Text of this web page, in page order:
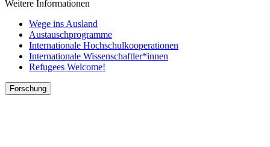
Weitere Informationen
Wege ins Ausland
Austauschprogramme
Internationale Hochschulkooperationen
Internationale Wissenschaftler*innen
Refugees Welcome!
Forschung